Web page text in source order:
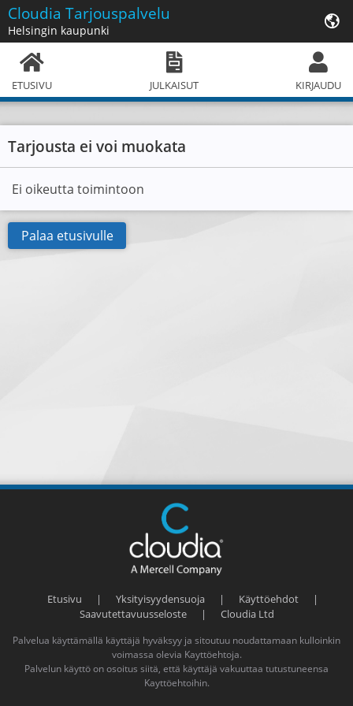
Cloudia Tarjouspalvelu
Helsingin kaupunki
ETUSIVU JULKAISUT KIRJAUDU
Tarjousta ei voi muokata
Ei oikeutta toimintoon
Palaa etusivulle
Etusivu | Yksityisyydensuoja | Käyttöehdot
|
Saavutettavuusseloste
| Cloudia Ltd
Palvelua käyttämällä käyttäjä hyväksyy ja sitoutuu noudattamaan kulloinkin
voimassa olevia Kayttöehtoja.
Palvelun käyttö on osoitus siitä, että käyttäjä vakuuttaa tutustuneensa
Kayttöehtoihin.